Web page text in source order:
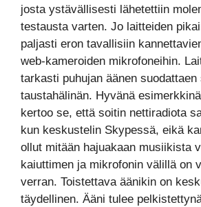
josta ystävällisesti lähetettiin
testausta varten. Jo laitteiden
paljasti eron tavallisiin
web-kameroiden mikrofoneihin.
tarkasti puhujan äänen suodattaen
taustahälinän. Hyvänä
kertoo se, että soitin nettiradiota
kun keskustelin Skypessä, eikä
ollut mitään hajuakaan musiikista
kaiuttimen ja mikrofonin välillä on
verran. Toistettava äänikin on
täydellinen. Ääni tulee